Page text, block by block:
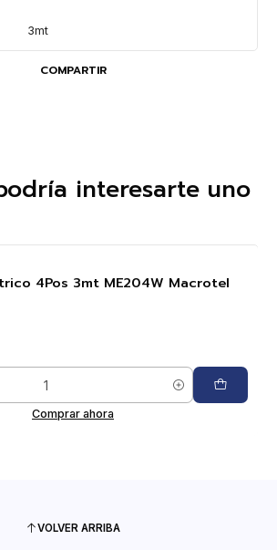
3mt
COMPARTIR
interesarte uno
4Pos 3mt ME204W Macrotel
Comprar ahora
VOLVER ARRIBA